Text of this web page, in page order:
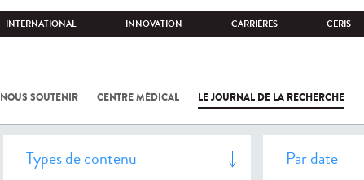
INTERNATIONAL INNOVATION CARRIÈRES CERIS
NOUS SOUTENIR CENTRE MÉDICAL LE JOURNAL DE LA RECHERCHE